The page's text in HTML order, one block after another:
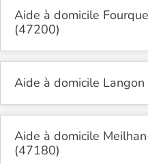
Aide à domicile
(47200)
Aide à domicile
Aide à domicile
(47180)